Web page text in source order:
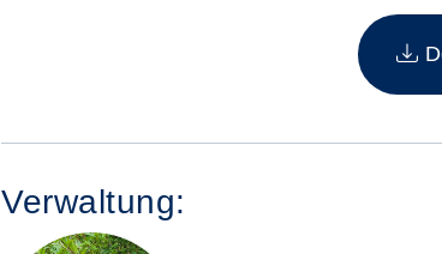
Insgesamt gibt es 1 Termine zum diesen
Verwaltung: